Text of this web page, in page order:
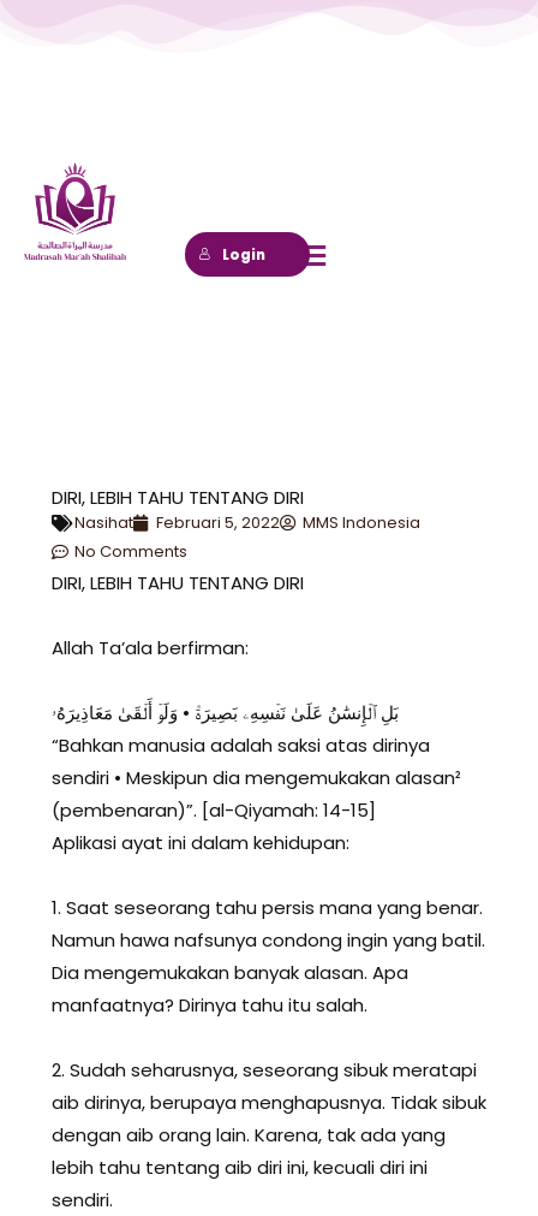
Login
DIRI, LEBIH TAHU TENTANG DIRI
Nasihat Februari 5, 2022
MMS Indonesia
No Comments
DIRI, LEBIH TAHU TENTANG DIRI
Allah Ta’ala berfirman:
بَلِ ٱلۡإِنسَٰنُ عَلَىٰ نَفۡسِهِۦ بَصِيرَةٞ • وَلَوۡ أَلۡقَىٰ مَعَاذِيرَهُۥ
“Bahkan manusia adalah saksi atas dirinya
sendiri • Meskipun dia mengemukakan alasan²
(pembenaran)”. [al-Qiyamah: 14-15]
Aplikasi ayat ini dalam kehidupan:
1. Saat seseorang tahu persis mana yang benar.
Namun hawa nafsunya condong ingin yang batil.
Dia mengemukakan banyak alasan. Apa
manfaatnya? Dirinya tahu itu salah.
2. Sudah seharusnya, seseorang sibuk meratapi
aib dirinya, berupaya menghapusnya. Tidak sibuk
dengan aib orang lain. Karena, tak ada yang
lebih tahu tentang aib diri ini, kecuali diri ini
sendiri.